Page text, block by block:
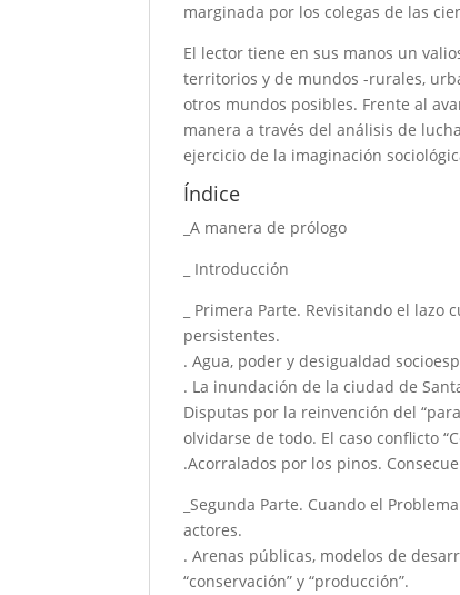
marginada por los colegas de las
El lector tiene en sus manos un
territorios y de mundos -rurales,
otros mundos posibles. Frente al
manera a través del análisis de
ejercicio de la imaginación
Índice
_A manera de prólogo
_ Introducción
_ Primera Parte. Revisitando el
persistentes.
. Agua, poder y desigualdad
. La inundación de la ciudad de
Disputas por la reinvención del
olvidarse de todo. El caso conflicto
.Acorralados por los pinos.
_Segunda Parte. Cuando el
actores.
. Arenas públicas, modelos de
“conservación” y “producción”.